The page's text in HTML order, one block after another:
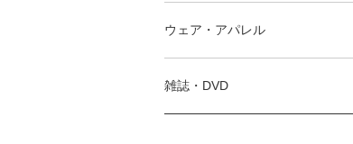
ウェア・アパレル
雑誌・DVD